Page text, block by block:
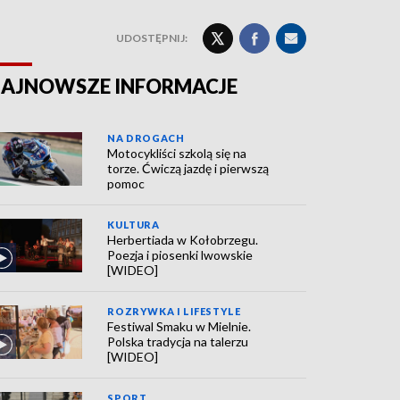
UDOSTĘPNIJ:
INFORMACJE
NA DROGACH
Motocykliści szkolą się na
torze. Ćwiczą jazdę i pierwszą
pomoc
KULTURA
Herbertiada w Kołobrzegu.
Poezja i piosenki lwowskie
[WIDEO]
ROZRYWKA I LIFESTYLE
Festiwal Smaku w Mielnie.
Polska tradycja na talerzu
[WIDEO]